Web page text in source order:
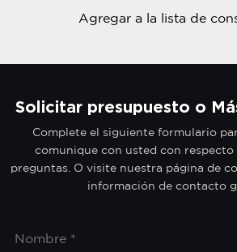
Solicitar presupuesto o
Complete el siguiente formulario
comunique con usted con respecto
preguntas. O visite nuestra página de
información de contacto